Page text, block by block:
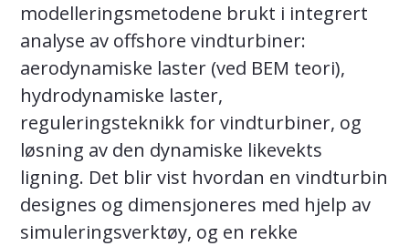
modelleringsmetodene brukt i integrert
analyse av offshore vindturbiner:
aerodynamiske laster (ved BEM teori),
hydrodynamiske laster,
reguleringsteknikk for vindturbiner, og
løsning av den dynamiske likevekts
ligning. Det blir vist hvordan en vindturbin
designes og dimensjoneres med hjelp av
simuleringsverktøy, og en rekke